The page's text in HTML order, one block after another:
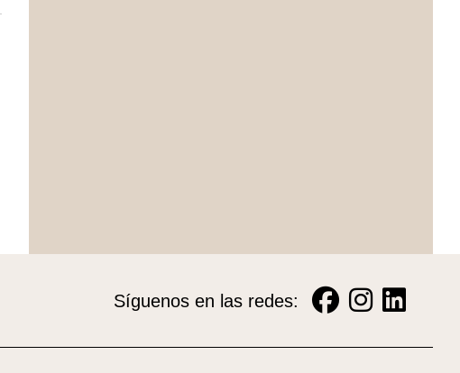
Síguenos en las redes: